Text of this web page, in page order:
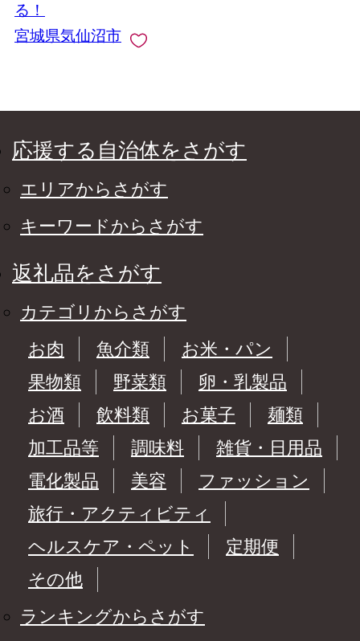
る！
宮城県気仙沼市
応援する自治体をさがす
エリアからさがす
キーワードからさがす
返礼品をさがす
カテゴリからさがす
お肉
魚介類
お米・パン
果物類
野菜類
卵・乳製品
お酒
飲料類 お菓子
麺類
加工品等
調味料
雑貨・日用品
電化製品
美容
ファッション
旅行・アクティビティ
ヘルスケア・ペット
定期便
その他
ランキングからさがす